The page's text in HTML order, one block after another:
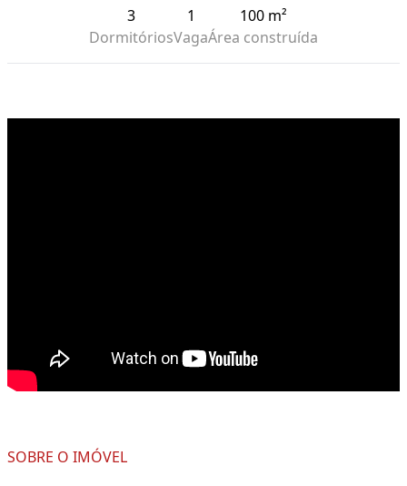
3
Dormitórios
1
Vaga
100 m²
Área construída
SOBRE O IMÓVEL